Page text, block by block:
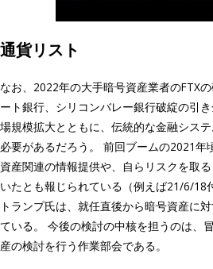
通貨リスト
なお、2022年の大手暗号資産業者のFTX
ート銀行、シリコンバレー銀行破綻の引
場規模拡大とともに、伝統的な金融シス
必要があるだろう。 前回ブームの2021年
資産関連の情報提供や、自らリスクを取
いたとも報じられている（例えば21/6/18
トランプ氏は、就任直後から暗号資産に
ている。 今後の検討の中核を担うのは、
産の検討を行う作業部会である。